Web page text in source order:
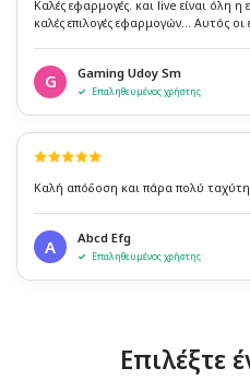
Καλές εφαρμογές. και live είναι όλη
καλές επιλογές εφαρμογών... Αυτός
G Gaming Udoy Sm
Επαληθευμένος χρήστης
Καλή απόδοση και πάρα πολύ
A Abcd Efg
Επαληθευμένος χρήστης
Επιλέξτε